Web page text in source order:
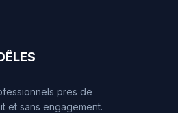
pres de
et sans engagement.